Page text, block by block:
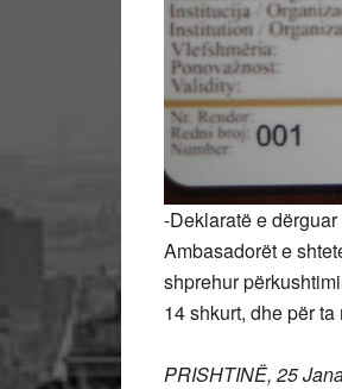
-Deklaratë e
Ambasadorët e
shprehur
14 shkurt, dhe për
PRISHTINË, 25